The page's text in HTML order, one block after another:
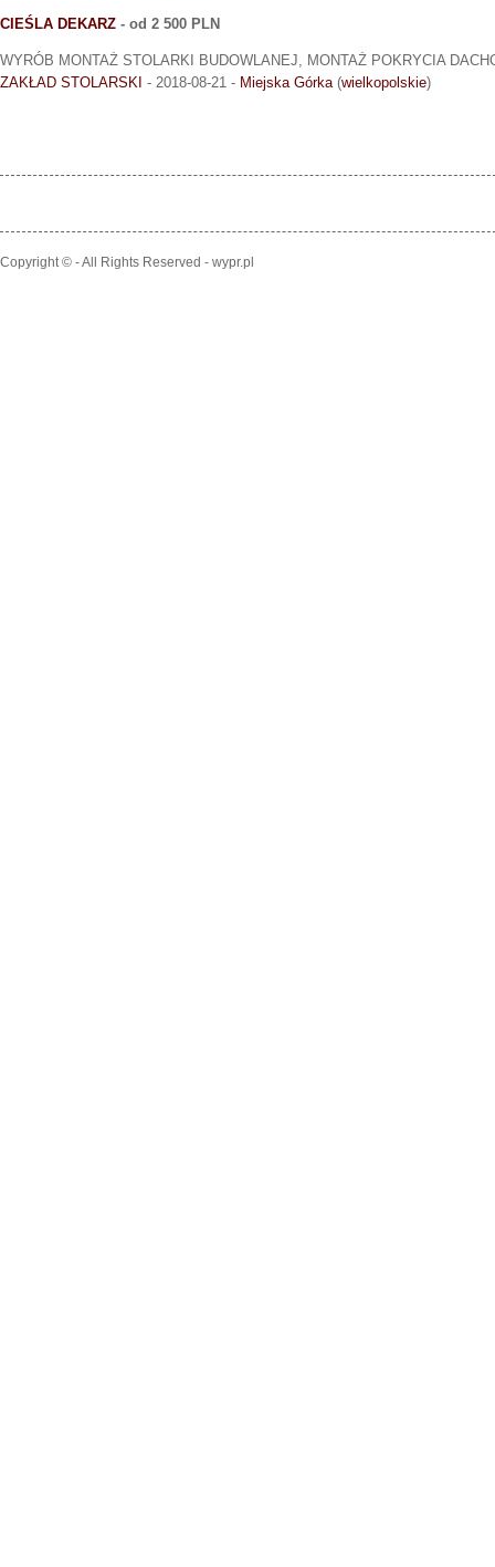
CIEŚLA DEKARZ - od 2 500 PLN
WYRÓB MONTAŻ STOLARKI BUDOWLANEJ, MONTAŻ POKRYCIA
ZAKŁAD STOLARSKI - 2018-08-21 - Miejska Górka(wielkopolskie)
Copyright © - All Rights Reserved - wypr.pl